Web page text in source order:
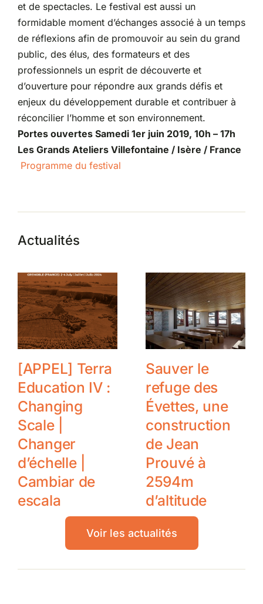
et de spectacles. Le festival est aussi un
formidable moment d’échanges associé à un temps
de réflexions afin de promouvoir au sein du grand
public, des élus, des formateurs et des
professionnels un esprit de découverte et
d’ouverture pour répondre aux grands défis et
enjeux du développement durable et contribuer à
réconcilier l’homme et son environnement.
Portes ouvertes Samedi 1er juin 2019, 10h – 17h
Les Grands Ateliers Villefontaine / Isère / France
Programme du festival
Actualités
[APPEL] Terra
Education IV :
Changing
Scale |
Changer
d’échelle |
Cambiar de
escala
Sauver le
refuge des
Évettes, une
construction
de Jean
Prouvé à
2594m
d’altitude
Voir les actualités